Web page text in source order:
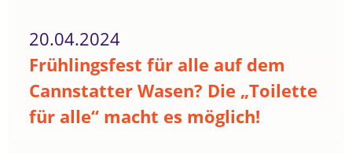
20.04.2024
Frühlingsfest für alle auf dem
Cannstatter Wasen? Die „Toilette
für alle“ macht es möglich!